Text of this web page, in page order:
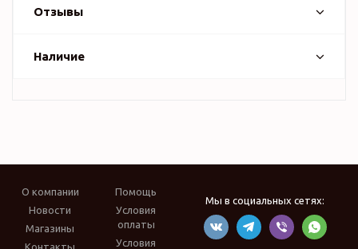
Отзывы
Наличие
О компании
Новости
Магазины
Контакты
Помощь
Условия
оплаты
Условия
Мы в социальных сетях: